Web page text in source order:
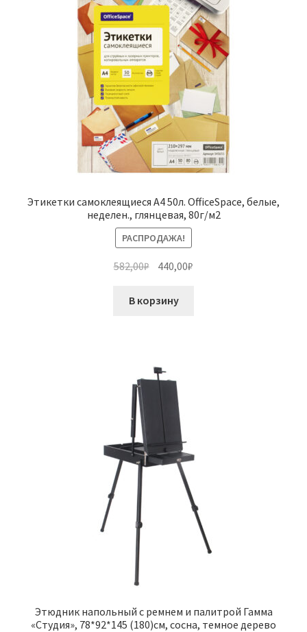
Этикетки самоклеящиеся А4 50л. OfficeSpace, белые,
неделен., глянцевая, 80г/м2
РАСПРОДАЖА!
582,00₽ Первоначальная
составляла
440,00₽
В корзину
Этюдник напольный с ремнем и палитрой Гамма
«Студия», 78*92*145 (180)см, сосна, темное дерево